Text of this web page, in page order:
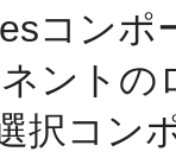
コンポ
ント
択コン